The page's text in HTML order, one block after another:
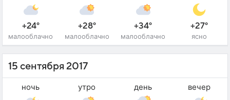
+24°
малооблачно
+28°
малооблачно
+34°
малооблачно
+27°
ясно
15 сентября 2017
ночь утро день вечер